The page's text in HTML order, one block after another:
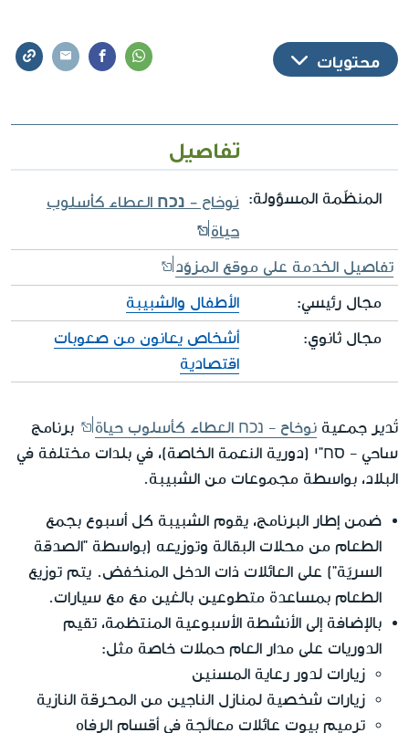
محتويات
تفاصيل
المنظّمة المسؤولة:
نوخاح - נכח العطاء كأسلوب
حياة
تفاصيل الخدمة على موقع المزوّد
مجال رئيسي: الأطفال والشبيبة
مجال ثانوي:
أشخاص يعانون من صعوبات
اقتصادية
تُدير جمعية نوخاح - נכח العطاء كأسلوب حياة
برنامج
ساحي - סח"י (دورية النعمة الخاصة)، في بلدات مختلفة في
البلاد، بواسطة مجموعات من الشبيبة.
ضمن إطار البرنامج، يقوم الشبيبة كل أسبوع بجمع
الطعام من محلات البقالة وتوزيعه (بواسطة "الصدقة
السريّة") على العائلات ذات الدخل المنخفض. يتم توزيع
الطعام بمساعدة متطوعين بالغين مع مع سيارات.
بالإضافة إلى الأنشطة الأسبوعية المنتظمة، تقيم
الدوريات على مدار العام حملات خاصة مثل:
زيارات لدور رعاية المسنين
زيارات شخصية لمنازل الناجين من المحرقة النازية
ترميم بيوت عائلات معالَجة في أقسام الرفاه